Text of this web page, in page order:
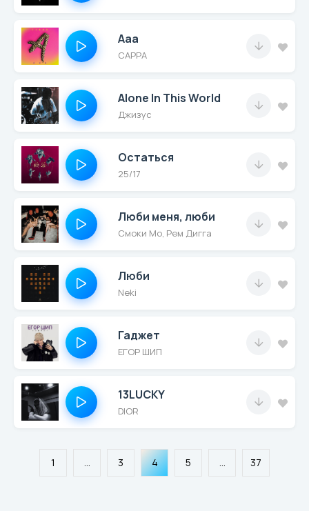
Ааа
САРРА
Alone In This World
Джизус
Остаться
25/17
Люби меня, люби
Смоки Мо, Рем Дигга
Люби
Neki
Гаджет
ЕГОР ШИП
13LUCKY
DIOR
1 ... 3 4 5 ... 37